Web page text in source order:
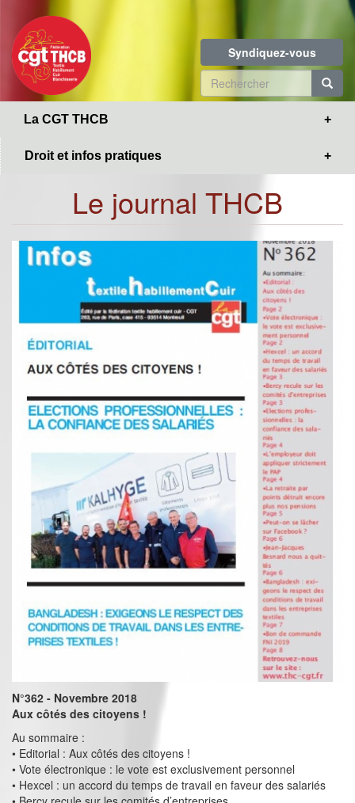
contenu
principal
Syndiquez-vous
Formulaire
de
La CGT THCB
Droit et infos pratiques
Le journal THCB
N°362 - Novembre 2018
Aux côtés des citoyens !
Au sommaire :
• Editorial : Aux côtés des citoyens !
• Vote électronique : le vote est exclusivement personnel
• Hexcel : un accord du temps de travail en faveur des salariés